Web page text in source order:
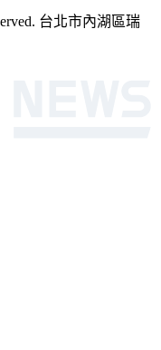
台北市內湖區瑞